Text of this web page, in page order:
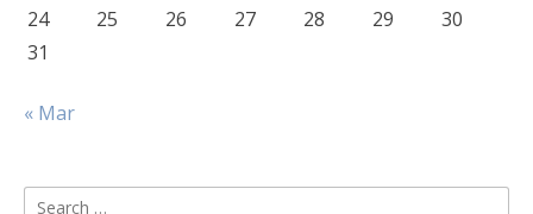
24
25 26 27 28 29
30
31
« Mar
Search